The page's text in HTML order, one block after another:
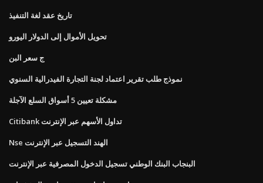
تاريخ عقد لغة التنفيذ
تحويل الأموال إلى الدولار اليورو
ج سعر البن
نموذج طلب تقرير اعتماد لجنة التجارة الفيدرالية السنوي
مشكلة تعيين 5 أسواق السلع الآجلة
Citibank تداول الأسهم عبر الإنترنت
Nse الهند التسجيل عبر الإنترنت
البنجاب البنك الوطني تسجيل الدخول المصرفية عبر الإنترنت